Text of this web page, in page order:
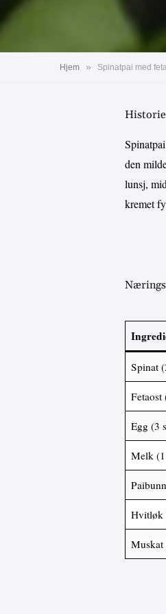
Hjem » Spinatpai med
den
lunsj,
kremet
Spinat
Fetaost
Egg (3
Melk
Hvitløk
Muskat